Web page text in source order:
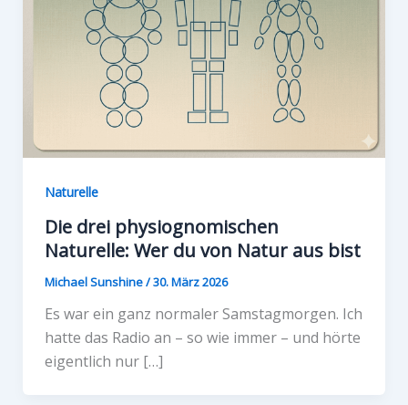
Naturelle
Die drei physiognomischen
Naturelle: Wer du von Natur aus bist
Michael Sunshine/30. März 2026
Es war ein ganz normaler Samstagmorgen. Ich
hatte das Radio an – so wie immer – und hörte
eigentlich nur […]